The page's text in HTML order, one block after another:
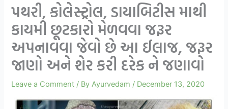
પથરી, કોલેસ્ટ્રોલ, ડાયાબિટીસ માથી
કાયમી છૂટકારો મેળવવા જરૂર
અપનાવવા જેવો છે આ ઈલાજ, જરૂર
જાણો અને શેર કરી દરેક ને જણાવો
Leave a Comment / ByAyurvedam / December 13, 2020